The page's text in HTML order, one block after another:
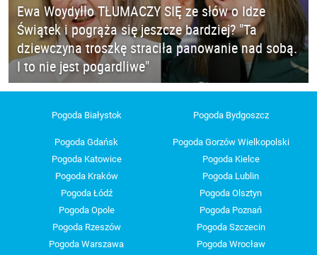
Ewa Woydyłło TŁUMACZY SIĘ ze słów o Idze
Świątek i pogrąża się jeszcze bardziej? "Ta
dziewczyna troszkę straciła panowanie nad sobą.
I to nie jest pogardliwe"
Pogoda Białystok Pogoda Bydgoszcz
Pogoda Gdańsk
Pogoda Gorzów Wielkopolski
Pogoda Katowice
Pogoda Kielce
Pogoda Kraków
Pogoda Lublin
Pogoda Łódź
Pogoda Olsztyn
Pogoda Opole
Pogoda Poznań
Pogoda Rzeszów
Pogoda Szczecin
Pogoda Warszawa
Pogoda Wrocław